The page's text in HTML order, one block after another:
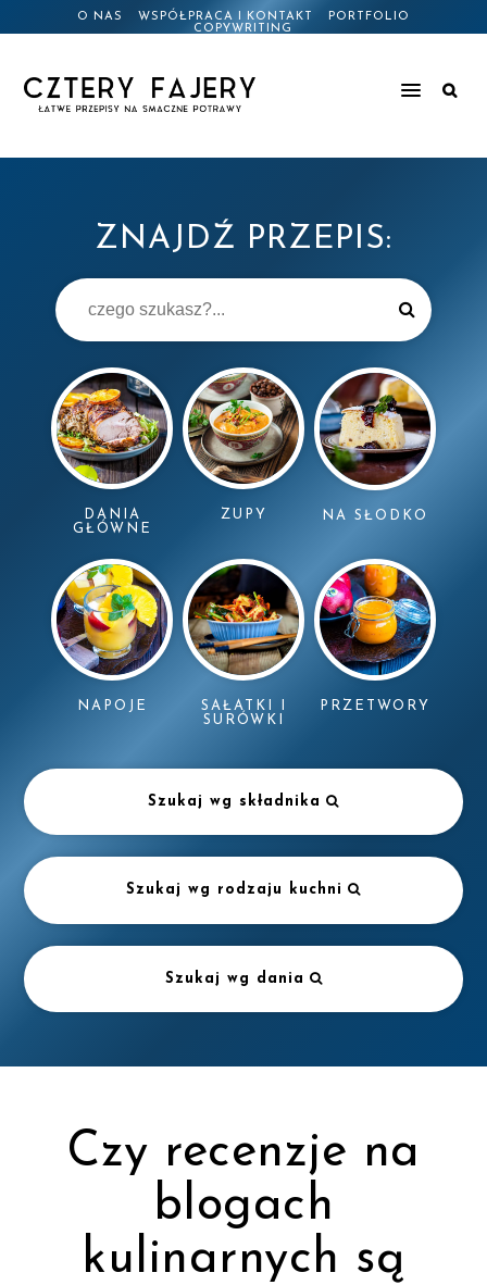
O NAS WSPÓŁPRACA I KONTAKT
PORTFOLIO
COPYWRITING
ZNAJDŹ PRZEPIS:
DANIA
GŁÓWNE
ZUPY NA SŁODKO
NAPOJE
SAŁATKI I
SURÓWKI
PRZETWORY
Szukaj wg składnika
Szukaj wg rodzaju kuchni
Szukaj wg dania
Czy recenzje na
blogach
kulinarnych są